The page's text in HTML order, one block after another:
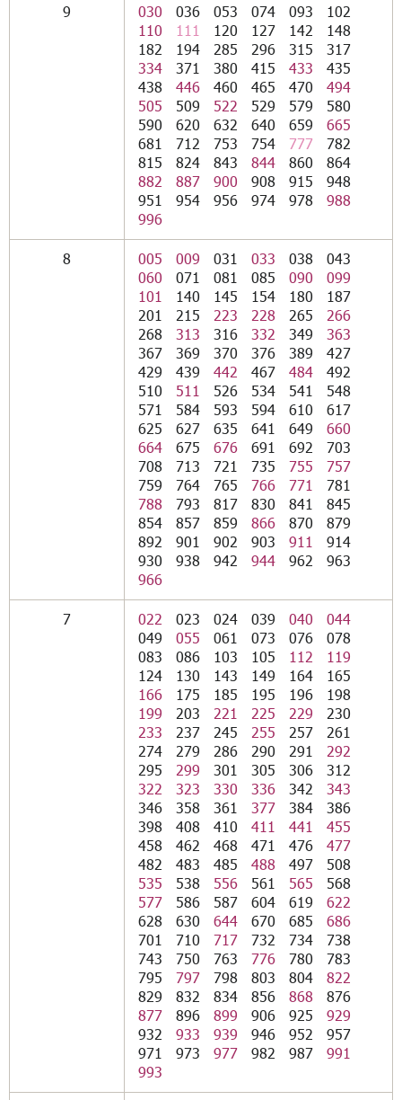
9 030 036 053 074 093
102
110
111 120 127 142
148
182
194 285 296 315
317
334
371 380 415 433
435
438
446 460 465 470
494
505
509 522 529 579
580
590
620 632 640 659
665
681
712 753 754 777
782
815
824 843 844 860
864
882
887 900 908 915
948
951
954 956 974 978
988
996
8 005 009 031 033 038
043
060
071 081 085 090
099
101
140 145 154 180
187
201
215 223 228 265
266
268
313 316 332 349
363
367
369 370 376 389
427
429
439 442 467 484
492
510
511 526 534 541
548
571
584 593 594 610
617
625
627 635 641 649
660
664
675 676 691 692
703
708
713 721 735 755
757
759
764 765 766 771
781
788
793 817 830 841
845
854
857 859 866 870
879
892
901 902 903 911
914
930
938 942 944 962
963
966
7 022 023 024 039 040
044
049
055 061 073 076
078
083
086 103 105 112
119
124
130 143 149 164
165
166
175 185 195 196
198
199
203 221 225 229
230
233
237 245 255 257
261
274
279 286 290 291
292
295
299 301 305 306
312
322
323 330 336 342
343
346
358 361 377 384
386
398
408 410 411 441
455
458
462 468 471 476
477
482
483 485 488 497
508
535
538 556 561 565
568
577
586 587 604 619
622
628
630 644 670 685
686
701
710 717 732 734
738
743
750 763 776 780
783
795
797 798 803 804
822
829
832 834 856 868
876
877
896 899 906 925
929
932
933 939 946 952
957
971
973 977 982 987
991
993